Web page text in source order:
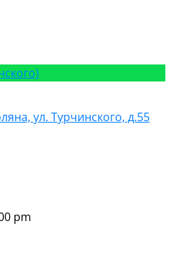
ул. Турчинского, д.55
pm